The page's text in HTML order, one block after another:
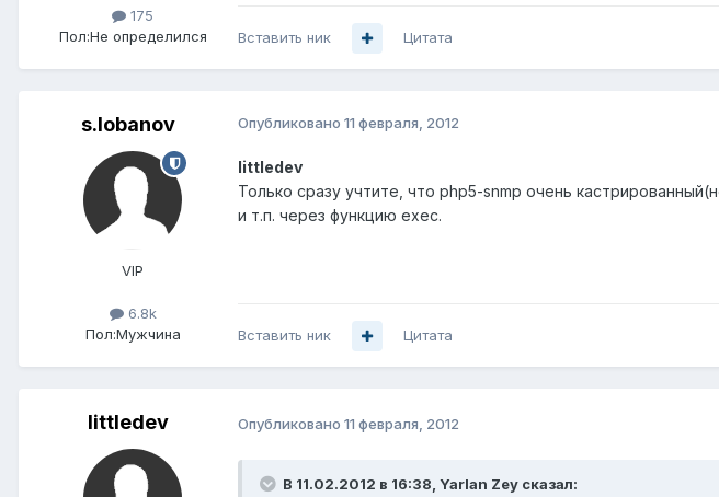
175
Пол:Не определился Вставить ник Цитата
s.lobanov
VIP
6.8k
Пол:Мужчина
Опубликовано 11 февраля, 2012
littledev
Только сразу учтите, что php5-snmp очень
и т.п. через функцию exec.
Вставить ник Цитата
littledev Опубликовано 11 февраля, 2012
В 11.02.2012 в 16:38, Yarlan Zey сказал: